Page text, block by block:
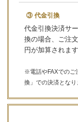
③ 代金引換
代金引換決済サ
換の場合、ご注
円が加算されます
※電話やFAXでのご
換」での決済となり